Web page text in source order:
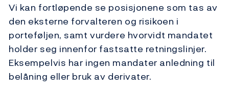
Vi kan fortløpende se posisjonene som tas av
den eksterne forvalteren og risikoen i
porteføljen, samt vurdere hvorvidt mandatet
holder seg innenfor fastsatte retningslinjer.
Eksempelvis har ingen mandater anledning til
belåning eller bruk av derivater.